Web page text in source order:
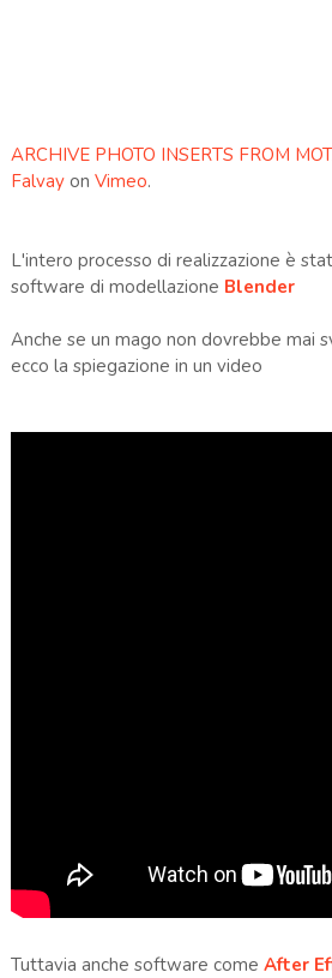
ARCHIVE PHOTO INSERTS FROM
Falvayon Vimeo.
L'intero processo di realizzazione è
software di modellazione Blender
Anche se un mago non dovrebbe mai
ecco la spiegazione in un video
Tuttavia anche software come After